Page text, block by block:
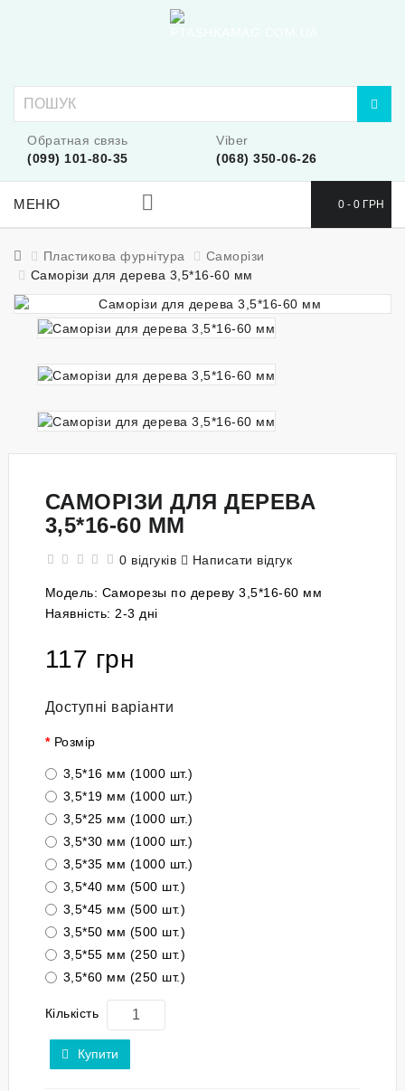
Обратная связь
(099) 101-80-35
Viber
(068) 350-06-26
0 - 0 ГРН
МЕНЮ
Пластикова фурнітура
Саморізи
Саморізи для дерева 3,5*16-60 мм
САМОРІЗИ ДЛЯ ДЕРЕВА
3,5*16-60 ММ
0 відгуків Написати відгук
Модель: Саморезы по дереву 3,5*16-60 мм
Наявність: 2-3 дні
117 грн
Доступні варіанти
Розмір
3,5*16 мм (1000 шт.)
3,5*19 мм (1000 шт.)
3,5*25 мм (1000 шт.)
3,5*30 мм (1000 шт.)
3,5*35 мм (1000 шт.)
3,5*40 мм (500 шт.)
3,5*45 мм (500 шт.)
3,5*50 мм (500 шт.)
3,5*55 мм (250 шт.)
3,5*60 мм (250 шт.)
Кількість
Купити